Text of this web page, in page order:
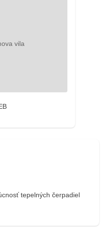
tepelných čerpadiel